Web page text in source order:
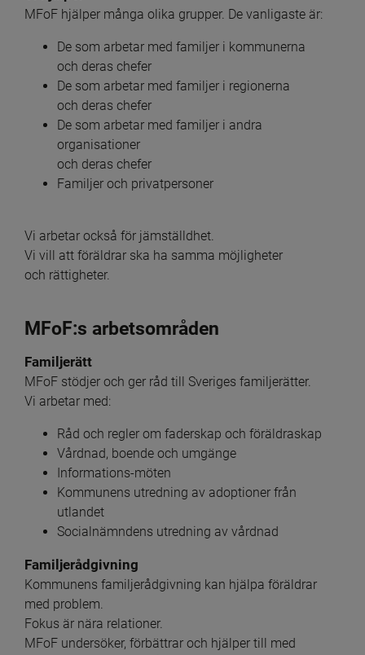
MFoF hjälper många olika grupper. De vanligaste är:
De som arbetar med familjer i kommunerna
och deras chefer
De som arbetar med familjer i regionerna
och deras chefer
De som arbetar med familjer i andra
organisationer
och deras chefer
Familjer och privatpersoner
Vi arbetar också för jämställdhet.
Vi vill att föräldrar ska ha samma möjligheter
och rättigheter.
MFoF:s arbetsområden
Familjerätt
MFoF stödjer och ger råd till Sveriges familjerätter.
Vi arbetar med:
Råd och regler om faderskap och föräldraskap
Vårdnad, boende och umgänge
Informations-möten
Kommunens utredning av adoptioner från
utlandet
Socialnämndens utredning av vårdnad
Familjerådgivning
Kommunens familjerådgivning kan hjälpa föräldrar
med problem.
Fokus är nära relationer.
MFoF undersöker, förbättrar och hjälper till med